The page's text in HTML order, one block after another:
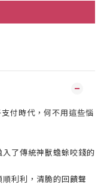
付時代，何不用這些惱
了傳統神獸蟾蜍咬錢的
利利，清脆的回饋聲